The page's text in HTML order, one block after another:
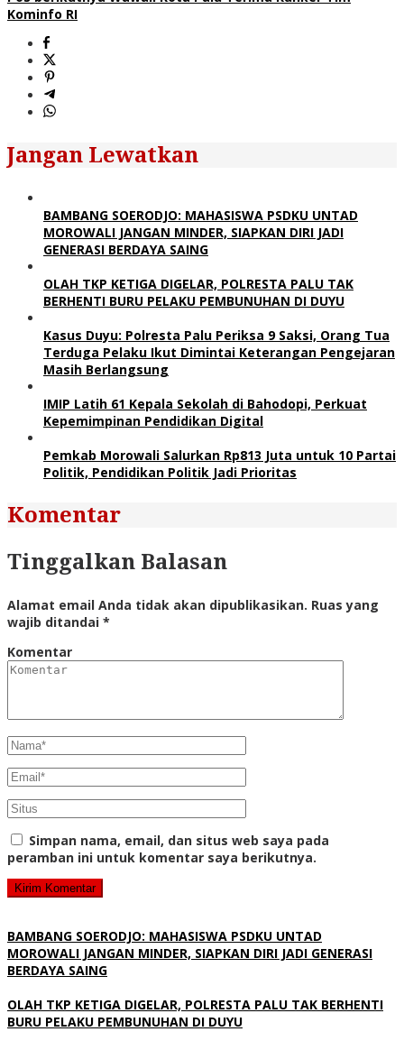
Kominfo RI
Jangan Lewatkan
BAMBANG SOERODJO: MAHASISWA PSDKU UNTAD
MOROWALI JANGAN MINDER, SIAPKAN DIRI JADI
GENERASI BERDAYA SAING
OLAH TKP KETIGA DIGELAR, POLRESTA PALU TAK
BERHENTI BURU PELAKU PEMBUNUHAN DI DUYU
Kasus Duyu: Polresta Palu Periksa 9 Saksi, Orang Tua
Terduga Pelaku Ikut Dimintai Keterangan Pengejaran
Masih Berlangsung
IMIP Latih 61 Kepala Sekolah di Bahodopi, Perkuat
Kepemimpinan Pendidikan Digital
Pemkab Morowali Salurkan Rp813 Juta untuk 10 Partai
Politik, Pendidikan Politik Jadi Prioritas
Komentar
Tinggalkan Balasan
Alamat email Anda tidak akan dipublikasikan. Ruas yang
wajib ditandai *
Komentar
Simpan nama, email, dan situs web saya pada
peramban ini untuk komentar saya berikutnya.
BAMBANG SOERODJO: MAHASISWA PSDKU UNTAD
MOROWALI JANGAN MINDER, SIAPKAN DIRI JADI GENERASI
BERDAYA SAING
OLAH TKP KETIGA DIGELAR, POLRESTA PALU TAK BERHENTI
BURU PELAKU PEMBUNUHAN DI DUYU